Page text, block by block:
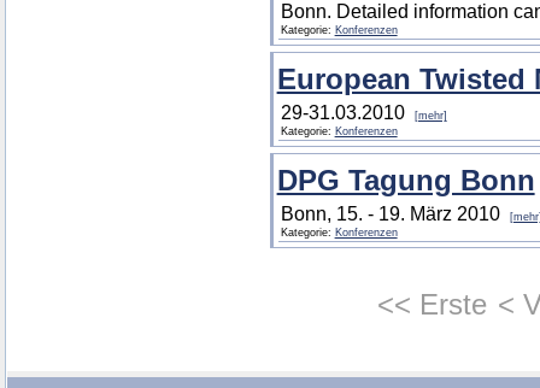
Bonn. Detailed information
Kategorie: Konferenzen
European Twisted
29-31.03.2010
[mehr]
Kategorie: Konferenzen
DPG Tagung Bonn
Bonn, 15. - 19. März 2010
Kategorie: Konferenzen
<< Erste <